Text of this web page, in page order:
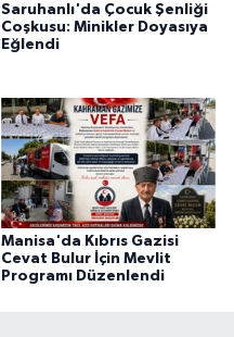
Saruhanlı'da Çocuk Şenliği
Coşkusu: Minikler Doyasıya
Eğlendi
Manisa'da Kıbrıs Gazisi
Cevat Bulur İçin Mevlit
Programı Düzenlendi